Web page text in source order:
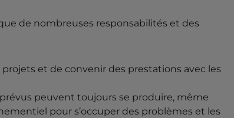
de nombreuses responsabilités et des
et de convenir des prestations avec les
peuvent toujours se produire, même
pour s’occuper des problèmes et les